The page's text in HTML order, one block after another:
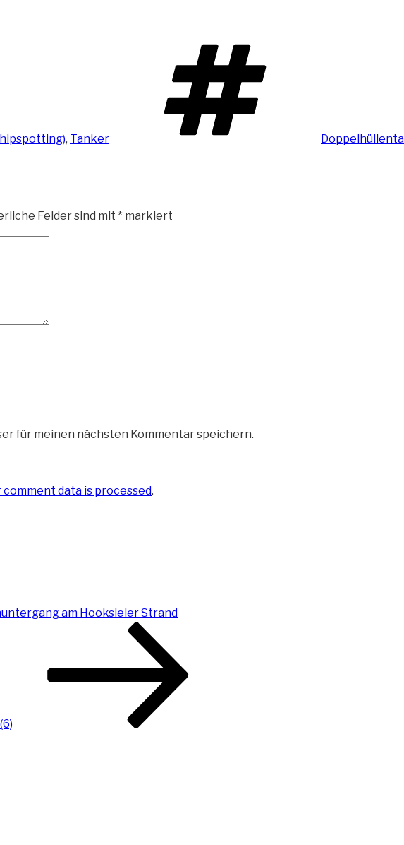
, Tanker
Felder sind mit * markiert
für meinen nächsten Kommentar speichern.
comment data is processed.
am Hooksieler Strand